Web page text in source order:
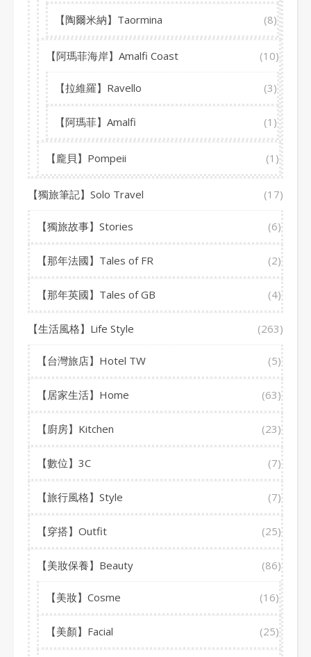
【陶爾米納】Taormina (8)
【阿瑪菲海岸】Amalfi Coast (10)
【拉維羅】Ravello (3)
【阿瑪菲】Amalfi (1)
【龐貝】Pompeii (1)
【獨旅筆記】Solo Travel (17)
【獨旅故事】Stories (6)
【那年法國】Tales of FR (2)
【那年英國】Tales of GB (4)
【生活風格】Life Style (263)
【台灣旅店】Hotel TW (5)
【居家生活】Home (63)
【廚房】Kitchen (23)
【數位】3C (7)
【旅行風格】Style (7)
【穿搭】Outfit (25)
【美妝保養】Beauty (86)
【美妝】Cosme (16)
【美顏】Facial (25)